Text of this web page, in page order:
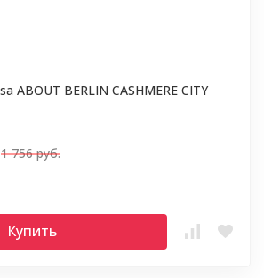
ABOUT BERLIN CASHMERE CITY
1 756 руб.
Купить